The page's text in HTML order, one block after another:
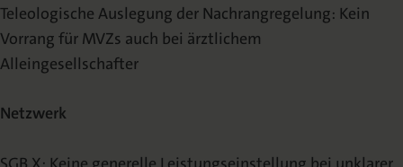
Teleologische Auslegung der Nachrangregelung: Kein
Vorrang für MVZs auch bei ärztlichem
Alleingesellschafter
Netzwerk